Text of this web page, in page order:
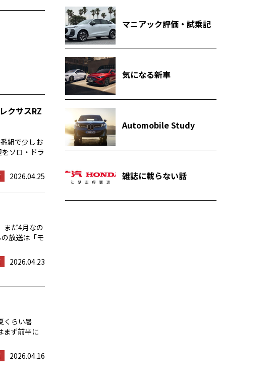
クサスRZ
組で少しお
ソロ・ドラ
2026.04.25
まだ4月なの
放送は「モ
2026.04.23
くらい暑
まず前半に
2026.04.16
マニアック評価・試乗記
気になる新車
Automobile Study
雑誌に載らない話